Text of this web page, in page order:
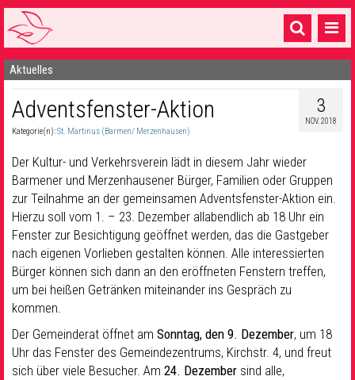
Startseite
1 Pfarrei
16 Gemeinden & mehr
Gottesdienste & Sinnsuche
Sakramente & Feste
Gemeinschaft & Soziales
Musik& Kultur
Seelsorge & Kontakt
Aktuelles
3
NOV. 2018
Adventsfenster-Aktion
Kategorie(n):St. Martinus (Barmen/ Merzenhausen)
Der Kultur- und Verkehrsverein lädt in diesem Jahr wieder
Barmener und Merzenhausener Bürger, Familien oder Gruppen
zur Teilnahme an der gemeinsamen Adventsfenster-Aktion ein.
Hierzu soll vom 1. – 23. Dezember allabendlich ab 18 Uhr ein
Fenster zur Besichtigung geöffnet werden, das die Gastgeber
nach eigenen Vorlieben gestalten können. Alle interessierten
Bürger können sich dann an den eröffneten Fenstern treffen,
um bei heißen Getränken miteinander ins Gespräch zu
kommen.
Der Gemeinderat öffnet am Sonntag, den 9. Dezember, um 18
Uhr das Fenster des Gemeindezentrums, Kirchstr. 4, und freut
sich über viele Besucher. Am 24. Dezember sind alle,